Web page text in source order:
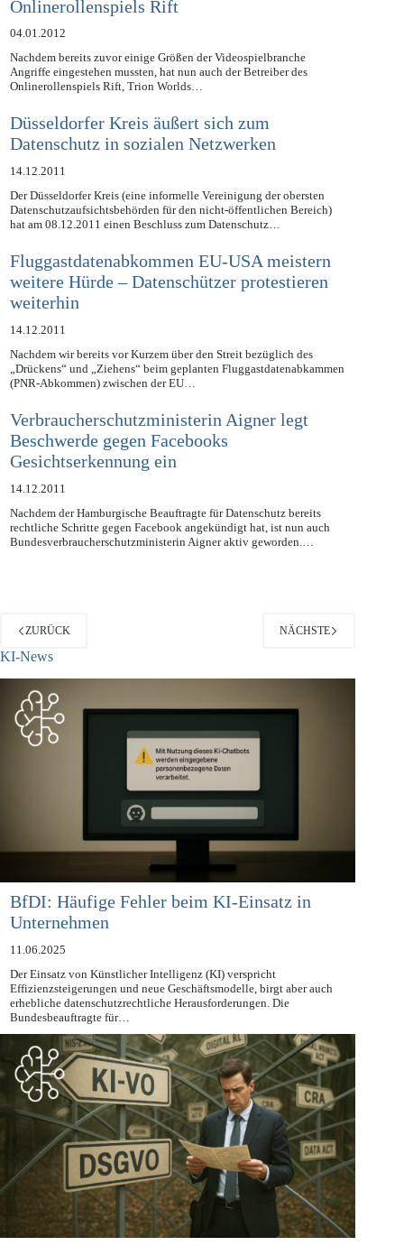
Onlinerollenspiels Rift
04.01.2012
Nachdem bereits zuvor einige Größen der Videospielbranche
Angriffe eingestehen mussten, hat nun auch der Betreiber des
Onlinerollenspiels Rift, Trion Worlds…
Düsseldorfer Kreis äußert sich zum
Datenschutz in sozialen Netzwerken
14.12.2011
Der Düsseldorfer Kreis (eine informelle Vereinigung der obersten
Datenschutzaufsichtsbehörden für den nicht-öffentlichen Bereich)
hat am 08.12.2011 einen Beschluss zum Datenschutz…
Fluggastdatenabkommen EU-USA meistern
weitere Hürde – Datenschützer protestieren
weiterhin
14.12.2011
Nachdem wir bereits vor Kurzem über den Streit bezüglich des
„Drückens“ und „Ziehens“ beim geplanten Fluggastdatenabkammen
(PNR-Abkommen) zwischen der EU…
Verbraucherschutzministerin Aigner legt
Beschwerde gegen Facebooks
Gesichtserkennung ein
14.12.2011
Nachdem der Hamburgische Beauftragte für Datenschutz bereits
rechtliche Schritte gegen Facebook angekündigt hat, ist nun auch
Bundesverbraucherschutzministerin Aigner aktiv geworden.…
ZURÜCK NÄCHSTE
KI-News
BfDI: Häufige Fehler beim KI-Einsatz in
Unternehmen
11.06.2025
Der Einsatz von Künstlicher Intelligenz (KI) verspricht
Effizienzsteigerungen und neue Geschäftsmodelle, birgt aber auch
erhebliche datenschutzrechtliche Herausforderungen. Die
Bundesbeauftragte für…